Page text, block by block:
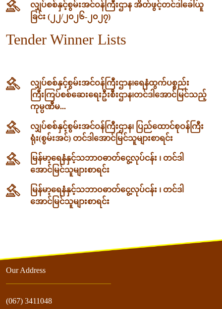
လျှပ်စစ်နှင့်စွမ်းအင်ဝန်ကြီးဌာန အိတ်ဖွင့်တင်ဒါခေါ်ယူ
ခြင်း (၂၂/၂၀၂၆-၂၀၂၇)
Tender Winner Lists
လျှပ်စစ်နှင့်စွမ်းအင်ဝန်ကြီးဌာန၊‌ရေနံထွက်ပစ္စည်း
ကြီးကြပ်စစ်ဆေးရေးဦးစီးဌာန၊တင်ဒါအောင်မြင်သည့်
ကုမ္ပဏီမ...
လျှပ်စစ်နှင့်စွမ်းအင်ဝန်ကြီးဌာန၊ ပြည်ထောင်စုဝန်ကြီး
ရုံး(စွမ်းအင်) တင်ဒါအောင်မြင်သူများစာရင်း
မြန်မာ့ရေနံနှင့်သဘာဝဓာတ်ငွေ့လုပ်ငန်း ၊ တင်ဒါ
အောင်မြင်သူများစာရင်း
မြန်မာ့ရေနံနှင့်သဘာဝဓာတ်ငွေ့လုပ်ငန်း ၊ တင်ဒါ
အောင်မြင်သူများစာရင်း
Our Address
(067) 3411048